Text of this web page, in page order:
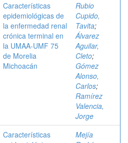
Características
epidemiológicas de
la enfermedad renal
crónica terminal en
la UMAA-UMF 75
de Morelia
Michoacán
Rubio
Cupido,
Tavita;
Álvarez
Aguilar,
Cleto;
Gómez
Alonso,
Carlos;
Ramírez
Valencia,
Jorge
Características
Mejía